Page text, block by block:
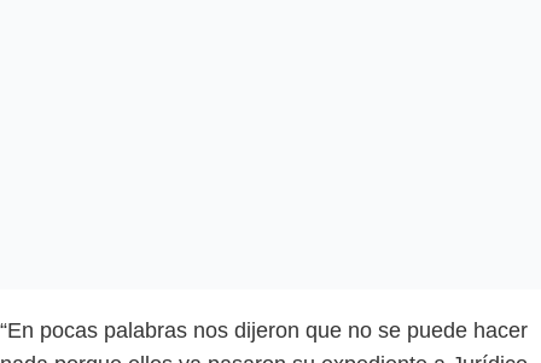
“En pocas palabras nos dijeron que no se puede hacer